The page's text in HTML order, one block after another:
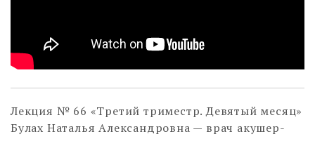
Лекция № 66 «Третий триместр. Девятый месяц»
Булах Наталья Александровна — врач акушер-